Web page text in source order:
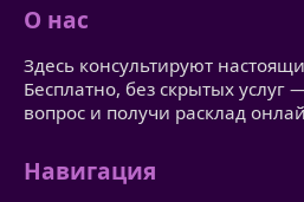
О нас
Здесь консультируют
Бесплатно, без скрытых услуг
вопрос и получи расклад
Навигация